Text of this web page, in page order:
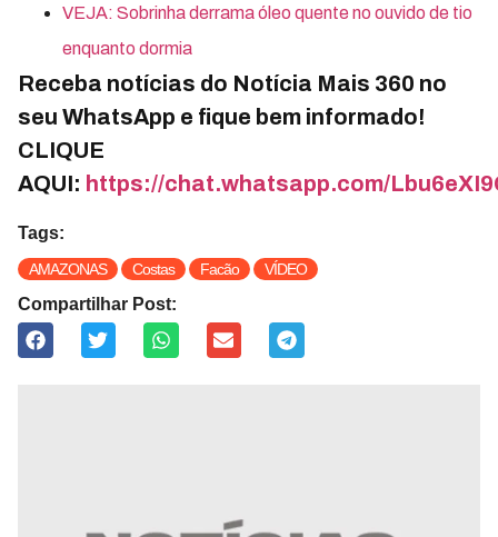
VEJA: Sobrinha derrama óleo quente no ouvido de tio
enquanto dormia
Receba notícias do Notícia Mais 360 no
seu WhatsApp e fique bem informado!
CLIQUE
AQUI: https://chat.whatsapp.com/
Tags:
AMAZONAS Costas Facão VÍDEO
Compartilhar Post: